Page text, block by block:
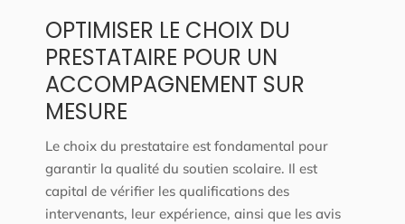
OPTIMISER LE CHOIX DU
PRESTATAIRE POUR UN
ACCOMPAGNEMENT SUR
MESURE
Le choix du prestataire est fondamental pour
garantir la qualité du soutien scolaire. Il est
capital de vérifier les qualifications des
intervenants, leur expérience, ainsi que les avis